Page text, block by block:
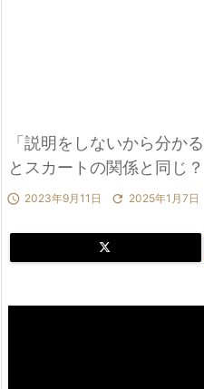
「説明をしないから分
とスカートの関係と同じ？
 2023年9月11日  2025年1月7日